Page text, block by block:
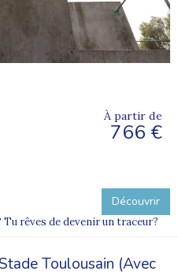
À partir de
766 €
Découvrir
rêves de devenir un traceur?
Toulousain (Avec